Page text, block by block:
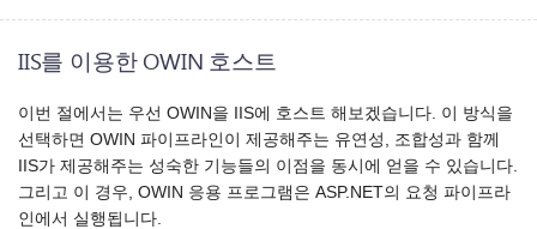
IIS를 이용한 OWIN 호스트
이번 절에서는 우선 OWIN을 IIS에 호스트 해보겠습니다. 이 방식을
선택하면 OWIN 파이프라인이 제공해주는 유연성, 조합성과 함께
IIS가 제공해주는 성숙한 기능들의 이점을 동시에 얻을 수 있습니다.
그리고 이 경우, OWIN 응용 프로그램은 ASP.NET의 요청 파이프라
인에서 실행됩니다.